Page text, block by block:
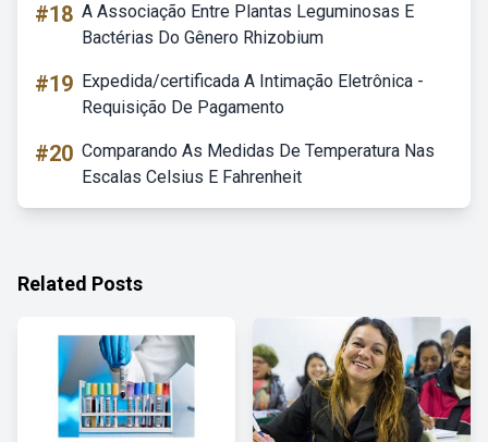
#18 A Associação Entre Plantas Leguminosas E
Bactérias Do Gênero Rhizobium
#19 Expedida/certificada A Intimação Eletrônica -
Requisição De Pagamento
#20 Comparando As Medidas De Temperatura Nas
Escalas Celsius E Fahrenheit
Related Posts